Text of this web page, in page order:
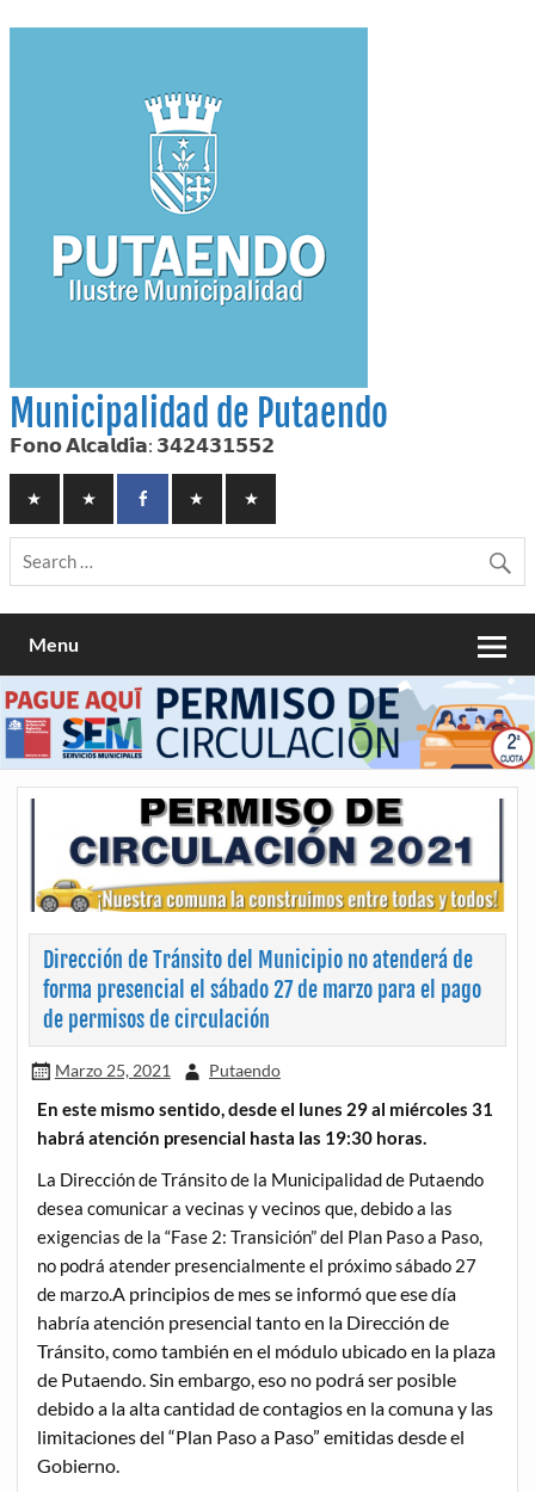
to
Municipalidad de Putaendo
𝗙𝗼𝗻𝗼 𝗔𝗹𝗰𝗮𝗹𝗱𝗶́𝗮: 𝟯𝟰𝟮𝟰𝟯𝟭𝟱𝟱𝟮
Menu
Dirección de Tránsito del Municipio no atenderá de
forma presencial el sábado 27 de marzo para el pago
de permisos de circulación
Marzo 25, 2021 Putaendo
En este mismo sentido, desde el lunes 29 al miércoles 31
habrá atención presencial hasta las 19:30 horas.
La Dirección de Tránsito de la Municipalidad de Putaendo
desea comunicar a vecinas y vecinos que, debido a las
exigencias de la “Fase 2: Transición” del Plan Paso a Paso,
no podrá atender presencialmente el próximo sábado 27
de marzo.A principios de mes se informó que ese día
habría atención presencial tanto en la Dirección de
Tránsito, como también en el módulo ubicado en la plaza
de Putaendo. Sin embargo, eso no podrá ser posible
debido a la alta cantidad de contagios en la comuna y las
limitaciones del “Plan Paso a Paso” emitidas desde el
Gobierno.